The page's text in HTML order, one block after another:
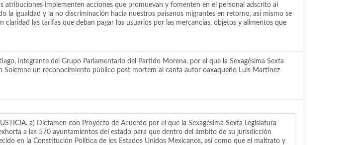
implementen acciones que promuevan y fomenten en el personal adscrito al
la igualdad y la no discriminación hacia nuestros paisanos migrantes en retorno, así mismo se
las tarifas que deban pagar los usuarios por las mercancías, objetos y alimentos que
integrante del Grupo Parlamentario del Partido Morena, por el que la Sexagésima Sexta
Solemne un reconocimiento público post mortem al canta autor oaxaqueño Luis Martínez
a) Dictamen con Proyecto de Acuerdo por el que la Sexagésima Sexta Legislatura
a las 570 ayuntamientos del estado para que dentro del ámbito de su jurisdicción
en la Constitución Política de los Estados Unidos Mexicanos, así como que el maltrato y